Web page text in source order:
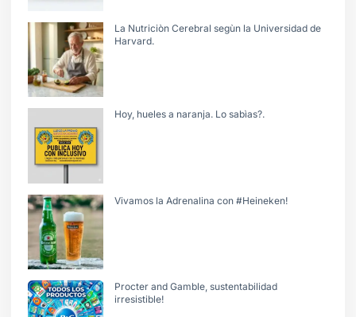
La Nutriciòn Cerebral segùn la Universidad de
Harvard.
Hoy, hueles a naranja. Lo sabìas?.
Vivamos la Adrenalina con #Heineken!
Procter and Gamble, sustentabilidad
irresistible!